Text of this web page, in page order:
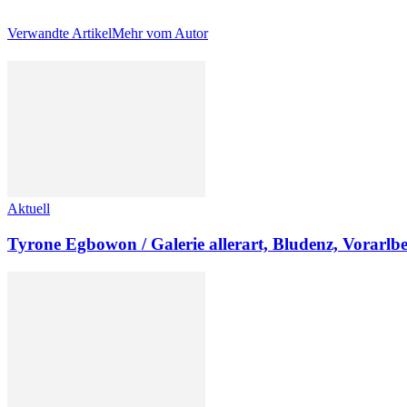
Verwandte ArtikelMehr vom Autor
Aktuell
Tyrone Egbowon / Galerie allerart, Bludenz,